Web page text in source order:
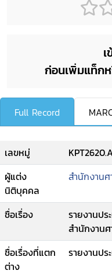
ก่อนเพิ่มแท็ก
Full Record
เลขหมู่
ผู้แต่ง
นิติบุคคล
สำนักงาน
ชื่อเรื่อง
รายงานป
สำนักงาน
ชื่อเรื่องที่แตก
ต่าง
รายงานป